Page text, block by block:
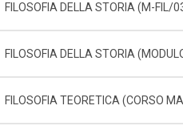
FILOSOFIA DELLA STORIA (M-FIL/
FILOSOFIA DELLA STORIA
FILOSOFIA TEORETICA (CORSO